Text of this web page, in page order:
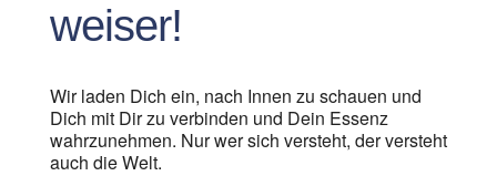
weiser!
Wir laden Dich ein, nach Innen zu schauen und
Dich mit Dir zu verbinden und Dein Essenz
wahrzunehmen. Nur wer sich versteht, der versteht
auch die Welt.